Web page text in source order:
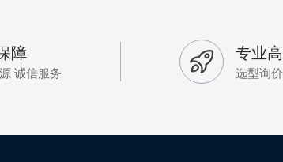
障
诚信服务
专业
选型询